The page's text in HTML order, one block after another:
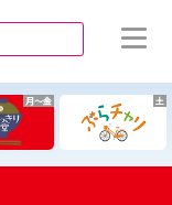
月～金 土